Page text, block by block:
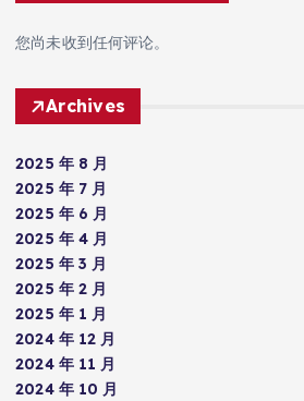
您尚未收到任何评论。
Archives
2025 年 8 月
2025 年 7 月
2025 年 6 月
2025 年 4 月
2025 年 3 月
2025 年 2 月
2025 年 1 月
2024 年 12 月
2024 年 11 月
2024 年 10 月